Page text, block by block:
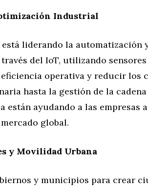
Industrial
liderando la automatización
del IoT, utilizando
operativa y reducir los
hasta la gestión de la
están ayudando a las empresas
global.
y Movilidad Urbana
y municipios para crear